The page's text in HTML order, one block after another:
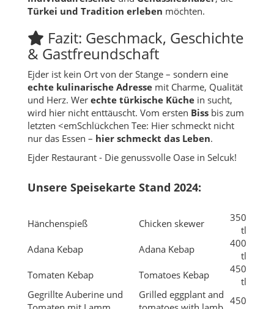
Ejder ist kein Ort von der Stange – sondern eine
und Herz. Werechte türkische Kücheinsucht,
wird hier nicht enttäuscht. Vom ersten
letzten <emSchlückchen Tee: Hier schmeckt nicht
nur das Essen –hier schmeckt das Leben .
Ejder Restaurant - Die genussvolle Oase in Selcuk!
Unsere Speisekarte Stand 2024:
Hänchenspieß Chicken skewer
350
Adana Kebap
Adana Kebap
tl
Gegrillte Auberine und
Tomaten mit Lamm
und Reis
Grilled eggplant and
tomatoes with lamb
and rice
450
tl
Gemischtes Fleisch im
Brotmantel mit
Tomatensauce und
Mixed meat
wrapped in bread
with tomato sauce
450
tl